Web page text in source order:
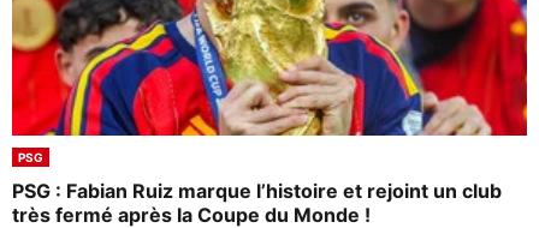
PSG
PSG : Fabian Ruiz marque l’histoire et rejoint un club
très fermé après la Coupe du Monde !